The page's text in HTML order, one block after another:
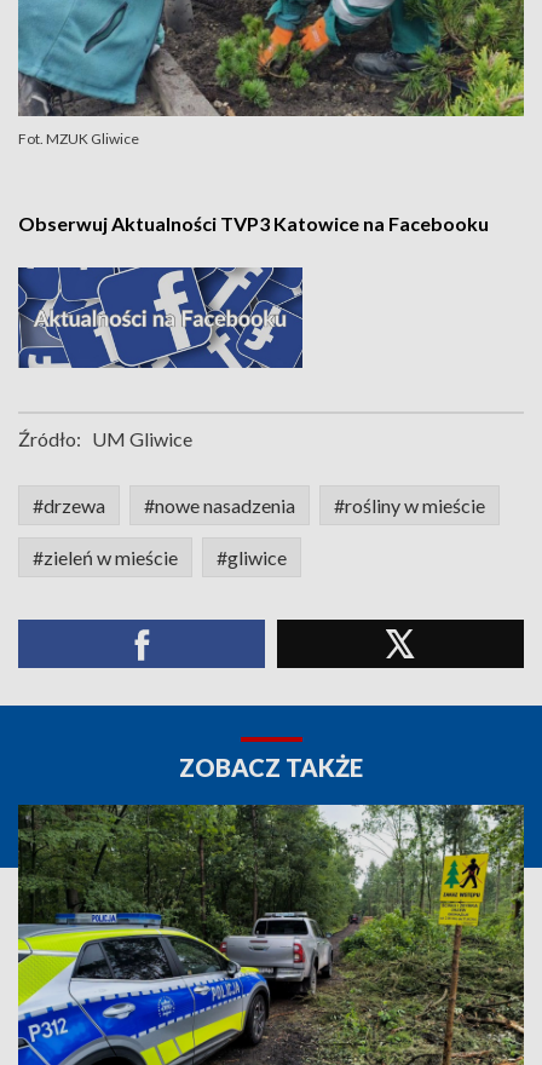
Fot. MZUK Gliwice
Obserwuj Aktualności TVP3 Katowice na Facebooku
Źródło: UM Gliwice
#drzewa #nowe nasadzenia #rośliny w mieście
#zieleń w mieście #gliwice
ZOBACZ TAKŻE